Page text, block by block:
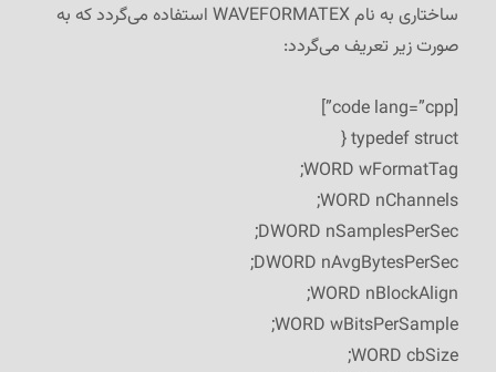
ساختاری به نام WAVEFORMATEX استفاده می‌گردد که به
صورت زیر تعریف می‌گردد:
[code lang=”cpp”]
typedef struct {
WORD wFormatTag;
WORD nChannels;
DWORD nSamplesPerSec;
DWORD nAvgBytesPerSec;
WORD nBlockAlign;
WORD wBitsPerSample;
WORD cbSize;